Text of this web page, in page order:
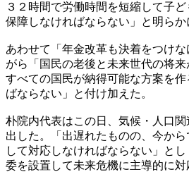
３２時間で労働時間を短縮して子
保障しなければならない」と明らか
あわせて「年金改革も決着をつけ
がら「国民の老後と未来世代の将来
すべての国民が納得可能な方案を
ばならない」と付け加えた。
朴院内代表はこの日、気候・人口
出した。「出遅れたものの、今か
して対応しなければならない」と
委を設置して未来危機に主導的に